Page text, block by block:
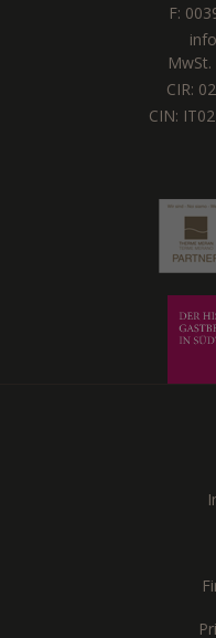
F:
CIR:
CIN: